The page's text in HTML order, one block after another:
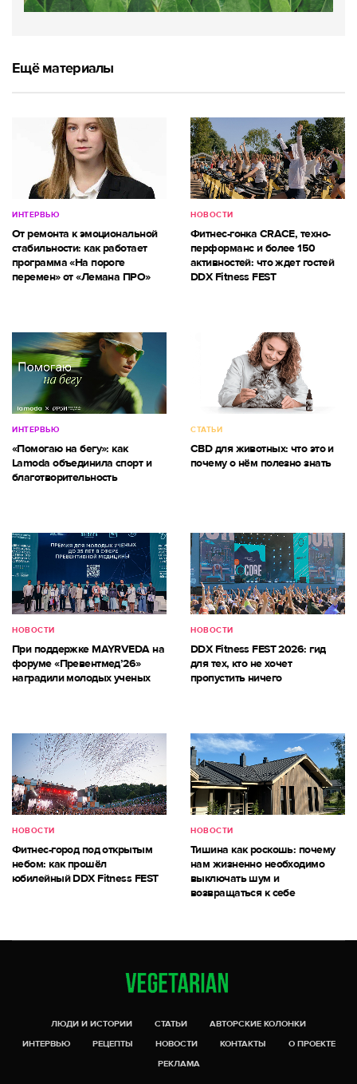
Ещё материалы
ИНТЕРВЬЮ
От ремонта к эмоциональной
стабильности: как работает
программа «На пороге
перемен» от «Лемана ПРО»
НОВОСТИ
Фитнес-гонка CRACE, техно-
перформанс и более 150
активностей: что ждет гостей
DDX Fitness FEST
ИНТЕРВЬЮ
«Помогаю на бегу»: как
Lamoda объединила спорт и
благотворительность
СТАТЬИ
CBD для животных: что это и
почему о нём полезно знать
НОВОСТИ
При поддержке MAYRVEDA на
форуме «Превентмед’26»
наградили молодых ученых
НОВОСТИ
DDX Fitness FEST 2026: гид
для тех, кто не хочет
пропустить ничего
НОВОСТИ
Фитнес-город под открытым
небом: как прошёл
юбилейный DDX Fitness FEST
НОВОСТИ
Тишина как роскошь: почему
нам жизненно необходимо
выключать шум и
возвращаться к себе
ЛЮДИ И ИСТОРИИ СТАТЬИ
АВТОРСКИЕ КОЛОНКИ
ИНТЕРВЬЮ
РЕЦЕПТЫ НОВОСТИ КОНТАКТЫ
О ПРОЕКТЕ
РЕКЛАМА